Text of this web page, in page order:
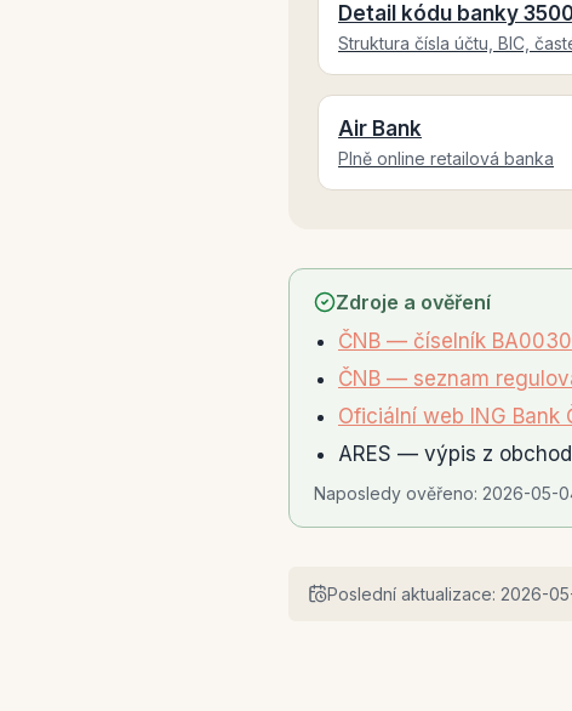
Detail kódu banky
Struktura čísla účtu, BIC,
Air Bank
Plně online retailová banka
Zdroje a ověření
ČNB — číselník
ČNB — seznam
Oficiální web ING Bank
ARES — výpis z
Naposledy ověřeno: 2026-05-
Poslední aktualizace: 2026-